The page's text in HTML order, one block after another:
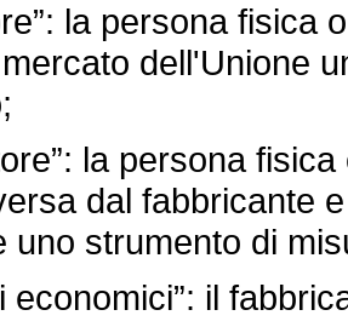
la persona fisica
dell'Unione
la persona
dal fabbricante
uno strumento di
economici”: il